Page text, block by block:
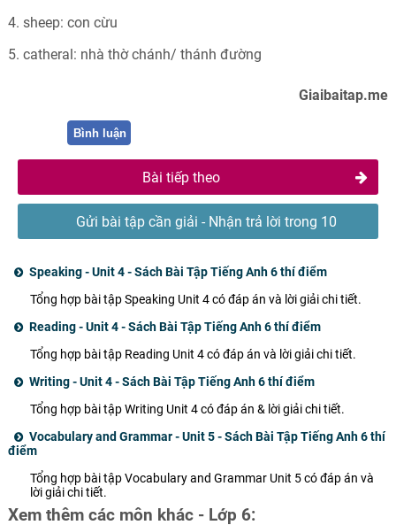
4. sheep: con cừu
5. catheral: nhà thờ chánh/ thánh đường
Giaibaitap.me
Bình luận
Bài tiếp theo
Gửi bài tập cần giải - Nhận trả lời trong 10
Speaking - Unit 4 - Sách Bài Tập Tiếng Anh 6 thí điểm
Tổng hợp bài tập Speaking Unit 4 có đáp án và lời giải chi tiết.
Reading - Unit 4 - Sách Bài Tập Tiếng Anh 6 thí điểm
Tổng hợp bài tập Reading Unit 4 có đáp án và lời giải chi tiết.
Writing - Unit 4 - Sách Bài Tập Tiếng Anh 6 thí điểm
Tổng hợp bài tập Writing Unit 4 có đáp án & lời giải chi tiết.
Vocabulary and Grammar - Unit 5 - Sách Bài Tập Tiếng Anh 6 thí
điểm
Tổng hợp bài tập Vocabulary and Grammar Unit 5 có đáp án và
lời giải chi tiết.
Xem thêm các môn khác - Lớp 6: